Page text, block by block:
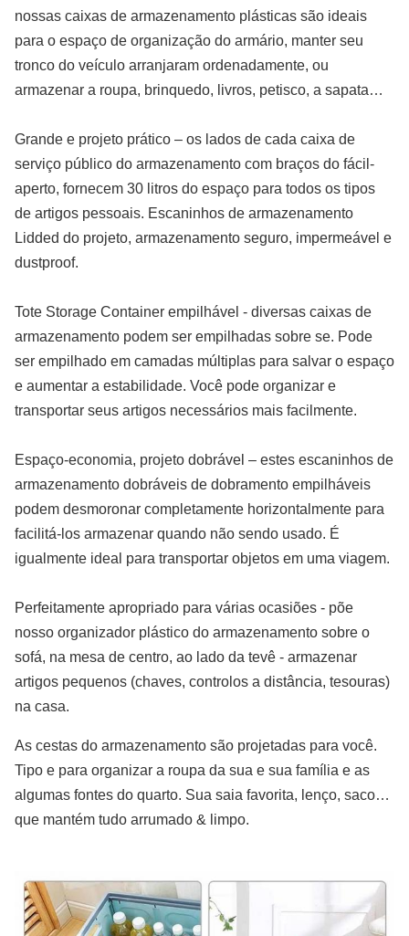
nossas caixas de armazenamento plásticas são ideais
para o espaço de organização do armário, manter seu
tronco do veículo arranjaram ordenadamente, ou
armazenar a roupa, brinquedo, livros, petisco, a sapata…
Grande e projeto prático – os lados de cada caixa de
serviço público do armazenamento com braços do fácil-
aperto, fornecem 30 litros do espaço para todos os tipos
de artigos pessoais. Escaninhos de armazenamento
Lidded do projeto, armazenamento seguro, impermeável e
dustproof.
Tote Storage Container empilhável - diversas caixas de
armazenamento podem ser empilhadas sobre se. Pode
ser empilhado em camadas múltiplas para salvar o espaço
e aumentar a estabilidade. Você pode organizar e
transportar seus artigos necessários mais facilmente.
Espaço-economia, projeto dobrável – estes escaninhos de
armazenamento dobráveis de dobramento empilháveis
podem desmoronar completamente horizontalmente para
facilitá-los armazenar quando não sendo usado. É
igualmente ideal para transportar objetos em uma viagem.
Perfeitamente apropriado para várias ocasiões - põe
nosso organizador plástico do armazenamento sobre o
sofá, na mesa de centro, ao lado da tevê - armazenar
artigos pequenos (chaves, controlos a distância, tesouras)
na casa.
As cestas do armazenamento são projetadas para você.
Tipo e para organizar a roupa da sua e sua família e as
algumas fontes do quarto. Sua saia favorita, lenço, saco…
que mantém tudo arrumado & limpo.